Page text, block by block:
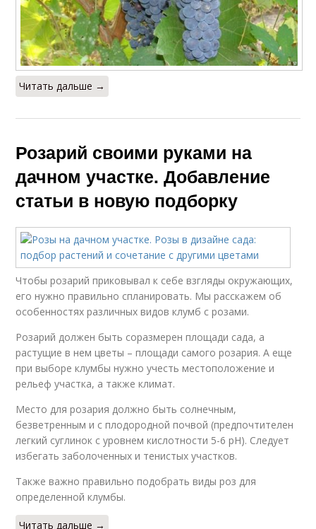
Читать дальше →
Розарий своими руками на
дачном участке. Добавление
статьи в новую подборку
Чтобы розарий приковывал к себе взгляды окружающих,
его нужно правильно спланировать. Мы расскажем об
особенностях различных видов клумб с розами.
Розарий должен быть соразмерен площади сада, а
растущие в нем цветы – площади самого розария. А еще
при выборе клумбы нужно учесть местоположение и
рельеф участка, а также климат.
Место для розария должно быть солнечным,
безветренным и с плодородной почвой (предпочтителен
легкий суглинок с уровнем кислотности 5-6 рН). Следует
избегать заболоченных и тенистых участков.
Также важно правильно подобрать виды роз для
определенной клумбы.
Читать дальше →